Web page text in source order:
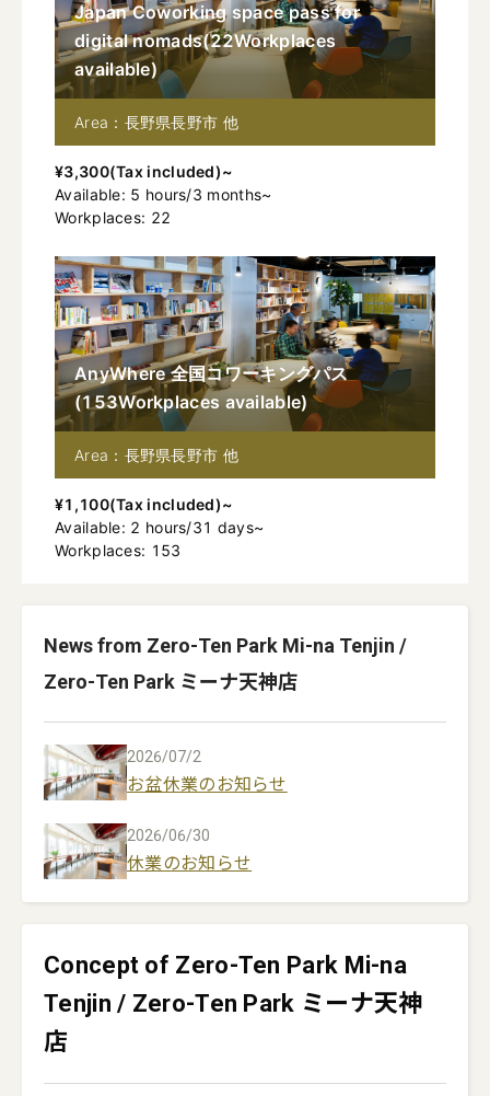
Japan Coworking space pass for
digital nomads(22Workplaces
available)
Area：長野県長野市 他
¥3,300(Tax included)~
Available: 5 hours/3 months~
Workplaces: 22
AnyWhere 全国コワーキングパス
(153Workplaces available)
Area：長野県長野市 他
¥1,100(Tax included)~
Available: 2 hours/31 days~
Workplaces: 153
News from Zero-Ten Park Mi-na Tenjin /
Zero-Ten Park ミーナ天神店
2026/07/2
お盆休業のお知らせ
2026/06/30
休業のお知らせ
Concept of Zero-Ten Park Mi-na
Tenjin / Zero-Ten Park ミーナ天神
店